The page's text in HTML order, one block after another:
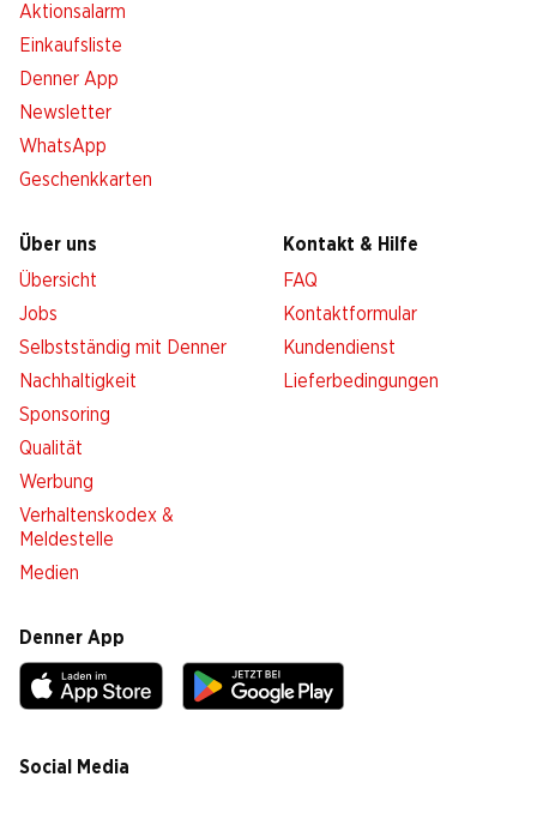
Aktionsalarm
Einkaufsliste
Denner App
Newsletter
WhatsApp
Geschenkkarten
Über uns
Übersicht
Jobs
Selbstständig mit Denner
Nachhaltigkeit
Sponsoring
Qualität
Werbung
Verhaltenskodex &
Meldestelle
Medien
Kontakt & Hilfe
FAQ
Kontaktformular
Kundendienst
Lieferbedingungen
Denner App
Social Media